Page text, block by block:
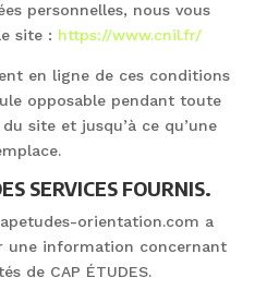
personnelles, nous vous
site : https://www.cnil.fr/
en ligne de ces conditions
opposable pendant toute
site et jusqu’à ce qu’une
SERVICES FOURNIS.
orientation.com a
une information concernant
de CAP ÉTUDES.